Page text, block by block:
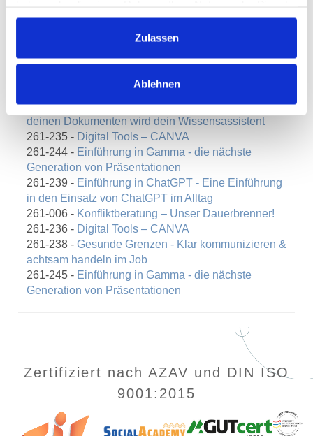
gesammelt haben.
Zulassen
Ablehnen
Generation von Präsentationen
000-098 -Gesunde Grenzen - Klar kommunizieren &
Mentale Stärke im Job
000-140 -NotebookLM für Einsteiger:innen – aus
deinen Dokumenten wird dein Wissensassistent
261-235 - Digital Tools – CANVA
261-244 - Einführung in Gamma - die nächste
Generation von Präsentationen
261-239 - Einführung in ChatGPT - Eine Einführung
in den Einsatz von ChatGPT im Alltag
261-006 - Konfliktberatung – Unser Dauerbrenner!
261-236 - Digital Tools – CANVA
261-238 - Gesunde Grenzen - Klar kommunizieren &
achtsam handeln im Job
261-245 - Einführung in Gamma - die nächste
Generation von Präsentationen
Zertifiziert nach AZAV und DIN ISO
9001:2015